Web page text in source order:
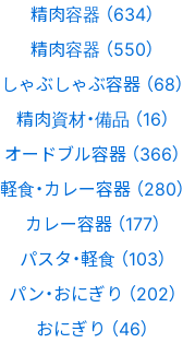
精肉容器 （634）
精肉容器 （550）
しゃぶしゃぶ容器 （68）
精肉資材・備品 （16）
オードブル容器 （366）
軽食・カレー容器 （280）
カレー容器 （177）
パスタ・軽食 （103）
パン・おにぎり （202）
おにぎり （46）